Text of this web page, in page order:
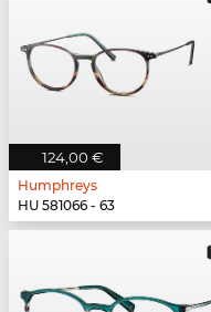
124,00 €
Humphreys
HU 581066 - 63